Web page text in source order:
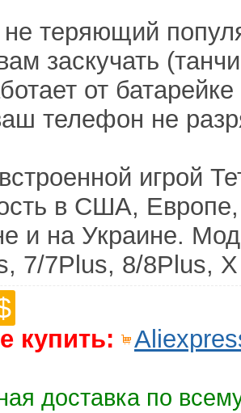
теряющий
заскучать
от
телефон не
игрой
в США,
и на Украине.
7/7Plus, 8/8Plus,
купить:
доставка по